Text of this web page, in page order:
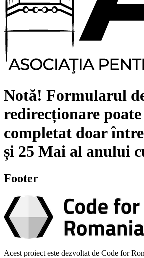
Notă! Formularul
redirecționare
completat doar între
și 25 Mai al anului
Footer
Acest proiect este dezvoltat de Code for